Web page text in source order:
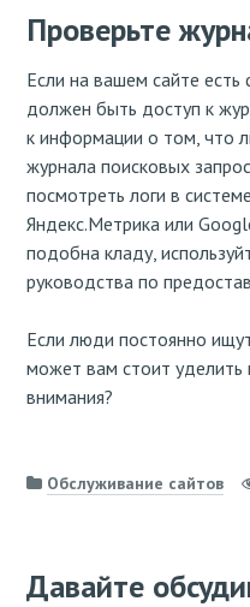
Проверьте
Если на вашем сайте есть
должен быть доступ к
к информации о том, что
журнала поисковых
посмотреть логи в
Яндекс.Метрика или
подобна кладу,
руководства по
Если люди постоянно
может вам стоит
внимания?
Обслуживание сайтов
Давайте